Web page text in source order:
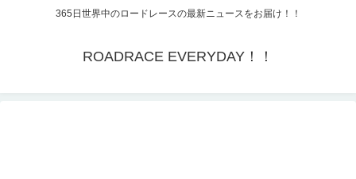
365日世界中のロードレースの最新ニュースをお届け！！
ROADRACE EVERYDAY！！